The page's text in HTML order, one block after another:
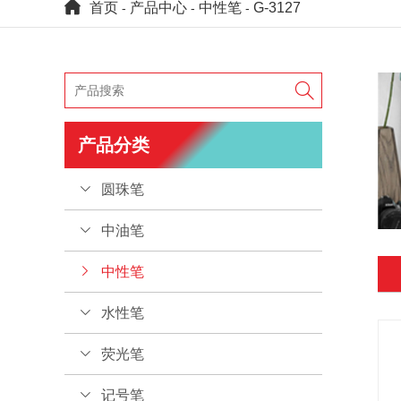
首页 - 产品中心 - 中性笔 - G-3127

产品分类
圆珠笔
中油笔
中性笔
水性笔
荧光笔
记号笔